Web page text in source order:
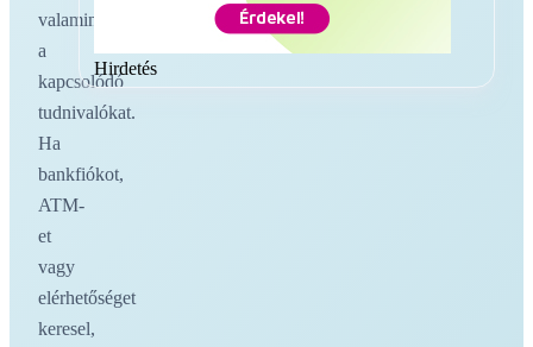
valamint
a
kapcsolódó
tudnivalókat.
Ha
bankfiókot,
ATM-
et
vagy
elérhetőséget
keresel,
Hirdetés